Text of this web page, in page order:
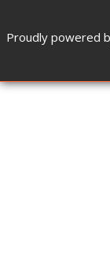
Proudly powered